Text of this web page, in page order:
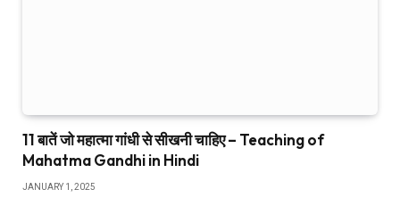
11 बातें जो महात्मा गांधी से सीखनी चाहिए – Teaching of
Mahatma Gandhi in Hindi
JANUARY 1, 2025